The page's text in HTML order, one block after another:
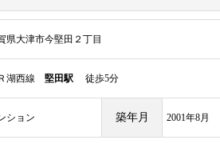
県大津市今堅田２丁目
湖西線 堅田駅 徒歩5分
ション 築年月 2001年8月